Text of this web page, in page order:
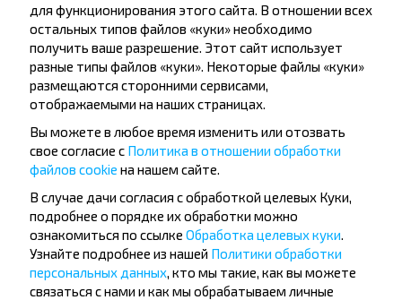
Папулярныя аўтобусныя
напрамкі
Орша - Могилёв
Мінск - Несвиж
Мінск - Могилёв
Мінск - Пинск
Мінск - Брест
Мінск - Гомель
Мінск - Бобруйск
Мінск - Баранавiчы
Гомель - Мінск
Брест - Тересполь
Брест - Беловежская Пуща
Брест - Мінск
Варшава - Мінск
Санкт-Петербург - Мінск
для функционирования этого сайта. В отношении всех
остальных типов файлов «куки» необходимо
получить ваше разрешение. Этот сайт использует
разные типы файлов «куки». Некоторые файлы «куки»
размещаются сторонними сервисами,
отображаемыми на наших страницах.
Вы можете в любое время изменить или отозвать
свое согласие с Политика в отношении обработки
файлов cookie на нашем сайте.
В случае дачи согласия с обработкой целевых Куки,
подробнее о порядке их обработки можно
ознакомиться по ссылке Обработка целевых куки
Узнайте подробнее из нашей Политики обработки
персональных данных , кто мы такие, как вы можете
связаться с нами и как мы обрабатываем личные